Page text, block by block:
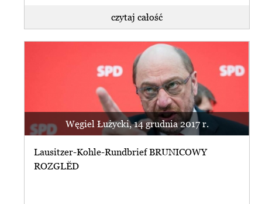
czytaj całość
Węgiel Łużycki, 14 grudnia 2017 r.
Lausitzer-Kohle-Rundbrief BRUNICOWY
ROZGLĔD